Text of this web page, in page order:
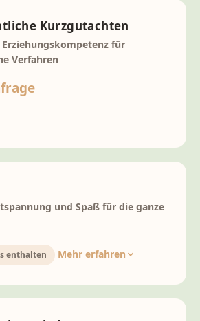
Kurzgutachten
für
Verfahren
und Spaß für die ganze
enthalten Mehr erfahren